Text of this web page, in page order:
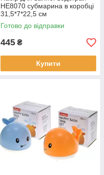
HE8070 субмарина в коробці
31,5*7*22,5 см
Готово до відправки
445 ₴
Купити